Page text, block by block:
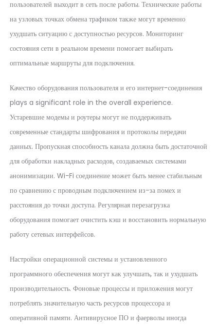
пользователей выходит в сеть после работы. Технические работы
на узловых точках обмена трафиком также могут временно
ухудшать ситуацию с доступностью ресурсов. Мониторинг
состояния сети в реальном времени помогает выбирать
оптимальные маршруты для подключения.
Качество оборудования пользователя и его интернет-соединения
plays a significant role in the overall experience.
Устаревшие модемы и роутеры могут не поддерживать
современные стандарты шифрования и протоколы передачи
данных. Пропускная способность канала должна быть достаточной
для обработки накладных расходов, создаваемых системами
анонимизации. Wi-Fi соединение может быть менее стабильным
по сравнению с проводным подключением из-за помех и
расстояния до точки доступа. Регулярная перезагрузка
оборудования помогает очистить кэш и восстановить нормальную
работу сетевых интерфейсов.
Настройки операционной системы и установленного
программного обеспечения могут как улучшать, так и ухудшать
производительность. Фоновые процессы и приложения могут
потреблять значительную часть ресурсов процессора и
оперативной памяти. Антивирусное ПО и фаерволы иногда